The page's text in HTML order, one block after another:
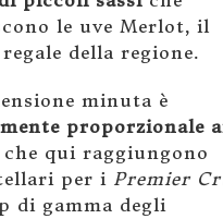
le uve Merlot, il
regale della regione.
minuta è
proporzionale
che qui raggiungono
per i Premier
di gamma degli